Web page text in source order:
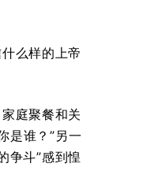
么样的上帝
庭聚餐和关
是谁？”另一
争斗”感到惶